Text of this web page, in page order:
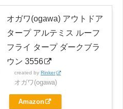
オガワ(ogawa) アウトドア
タープ アルテミス ルーフ
フライ タープ ダークブラ
ウン 3556
created by Rinker
オガワ(ogawa)
Amazon